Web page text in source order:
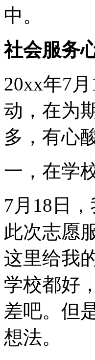
中。
社会服务
20xx年7
动，在为
多，有心
一，在学
7月18日
此次志愿
这里给我
学校都好
差吧。但
想法。